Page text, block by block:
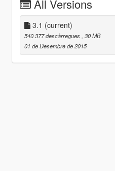
All Versions
3.1 (current)
540.377 descàrregues , 30 MB
01 de Desembre de 2015